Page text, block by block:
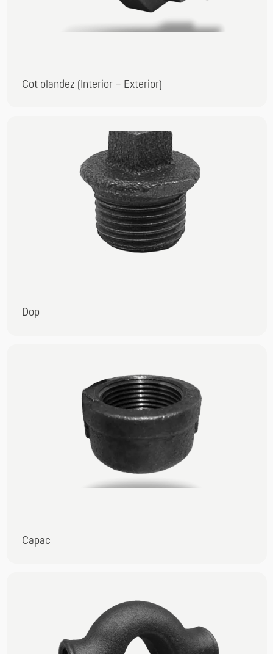
Cot olandez (Interior – Exterior)
Dop
Capac